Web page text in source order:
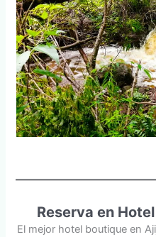
Reserva en
El mejor hotel boutique en